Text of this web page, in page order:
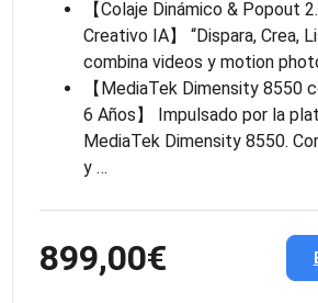
【Colaje Dinámico & Popout
Creativo IA】 “Dispara, Crea,
combina videos y motion
【MediaTek Dimensity 8550
6 Años】 Impulsado por la
MediaTek Dimensity 8550.
y …
899,00€